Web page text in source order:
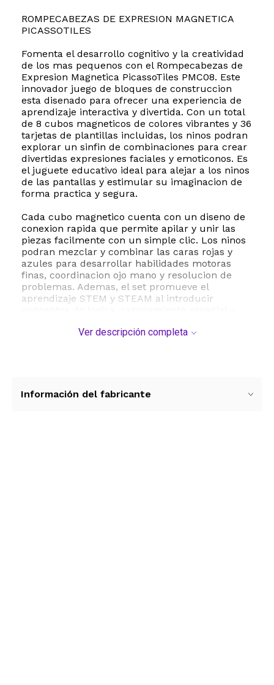
ROMPECABEZAS DE EXPRESION MAGNETICA
PICASSOTILES
Fomenta el desarrollo cognitivo y la creatividad
de los mas pequenos con el Rompecabezas de
Expresion Magnetica PicassoTiles PMC08. Este
innovador juego de bloques de construccion
esta disenado para ofrecer una experiencia de
aprendizaje interactiva y divertida. Con un total
de 8 cubos magneticos de colores vibrantes y 36
tarjetas de plantillas incluidas, los ninos podran
explorar un sinfin de combinaciones para crear
divertidas expresiones faciales y emoticonos. Es
el juguete educativo ideal para alejar a los ninos
de las pantallas y estimular su imaginacion de
forma practica y segura.
Cada cubo magnetico cuenta con un diseno de
conexion rapida que permite apilar y unir las
piezas facilmente con un simple clic. Los ninos
podran mezclar y combinar las caras rojas y
azules para desarrollar habilidades motoras
finas, coordinacion ojo mano y resolucion de
problemas. Ademas, el set promueve el
aprendizaje STEM y STEAM al introducir
durante el juego. Su tamano compacto de 18.7 x
Ver descripción completa
Información del fabricante